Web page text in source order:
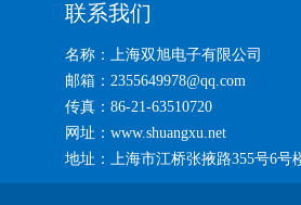
联系我们
名称：上海双旭电子有限公司
邮箱：2355649978@qq.com
传真：86-21-63510720
网址：www.shuangxu.net
地址：上海市江桥张掖路355号6号